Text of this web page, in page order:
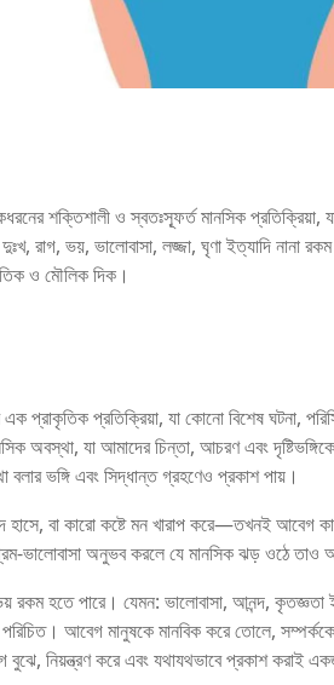
শক্তিশালী ও স্বতঃস্ফূর্ত মানসিক প্রতিক্রিয়া,
রাগ, ভয়, ভালোবাসা, লজ্জা, ঘৃণা ইত্যাদি নানা
ও মৌলিক দিক।
প্রাকৃতিক প্রতিক্রিয়া, যা কোনো বিশেষ ঘটনা,
অবস্থা, যা আমাদের চিন্তা, আচরণ এবং
বলার ভঙ্গি এবং সিদ্ধান্ত গ্রহণেও প্রকাশ পায়।
হাসে, বা কারো কষ্টে মন খারাপ করে—তখনই আবেগ
ভালোবাসা অনুভব করলে যে মানসিক ঝড় ওঠে তাও
রকম হতে পারে। যেমন: ভালোবাসা, আনন্দ,
পরিচিত। আবেগ মানুষকে মানবিক করে তোলে,
নিয়ন্ত্রণ করে এবং যথাযথভাবে প্রকাশ করাই